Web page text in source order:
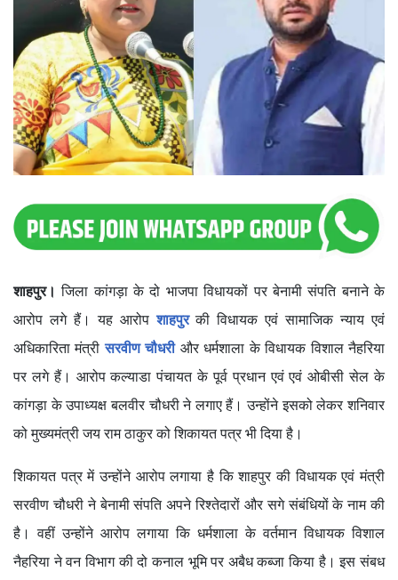
शाहपुर। जिला कांगड़ा के दो भाजपा विधायकों पर बेनामी संपति बनाने के
आरोप लगे हैं। यह आरोपशाहपुरकी विधायक एवं सामाजिक न्याय एवं
अधिकारिता मंत्री सरवीण चौधरीऔर धर्मशाला के विधायक विशाल नैहरिया
पर लगे हैं। आरोप कल्याडा पंचायत के पूर्व प्रधान एवं एवं ओबीसी सेल के
कांगड़ा के उपाध्यक्ष बलवीर चौधरी ने लगाए हैं। उन्होंने इसको लेकर शनिवार
को मुख्यमंत्री जय राम ठाकुर को शिकायत पत्र भी दिया है।
शिकायत पत्र में उन्होंने आरोप लगाया है कि शाहपुर की विधायक एवं मंत्री
सरवीण चौधरी ने बेनामी संपति अपने रिश्तेदारों और सगे संबंधियों के नाम की
है। वहीं उन्होंने आरोप लगाया कि धर्मशाला के वर्तमान विधायक विशाल
नैहरिया ने वन विभाग की दो कनाल भूमि पर अबैध कब्जा किया है। इस संबध